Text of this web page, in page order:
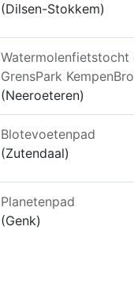
(Dilsen-Stokkem)
Watermolenfietstocht
GrensPark
(Neeroeteren)
Blotevoetenpad
(Zutendaal)
Planetenpad
(Genk)